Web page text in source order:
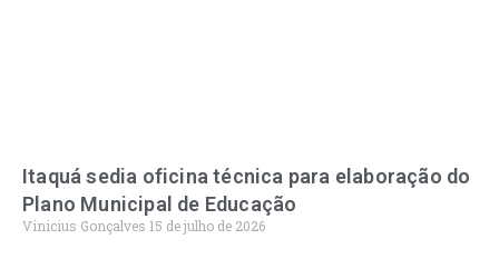
Itaquá sedia oficina técnica para elaboração do
Plano Municipal de Educação
Vinicius Gonçalves 15 de julho de 2026